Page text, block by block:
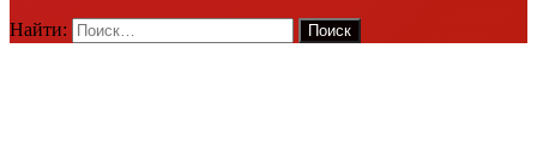
Найти: